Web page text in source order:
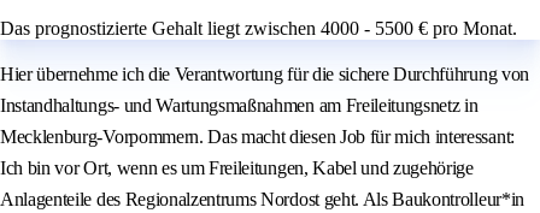
Das prognostizierte Gehalt liegt zwischen 4000 - 5500 € pro Monat.
Hier übernehme ich die Verantwortung für die sichere Durchführung von
Instandhaltungs- und Wartungsmaßnahmen am Freileitungsnetz in
Mecklenburg-Vorpommern. Das macht diesen Job für mich interessant:
Ich bin vor Ort, wenn es um Freileitungen, Kabel und zugehörige
Anlagenteile des Regionalzentrums Nordost geht. Als Baukontrolleur*in